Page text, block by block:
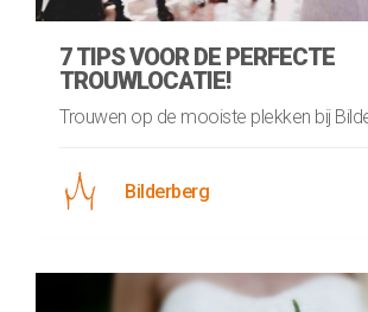
7 TIPS VOOR DE PERFECTE
TROUWLOCATIE!
Trouwen op de mooiste plekken bij
Bilderberg